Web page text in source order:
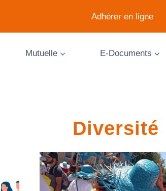
Adhérer en ligne
Mutuelle E-Documents
Diversité